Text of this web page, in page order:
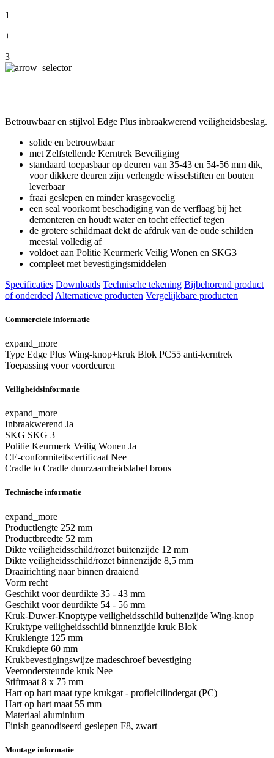
1
+
3
Betrouwbaar en stijlvol Edge Plus inbraakwerend veiligheidsbeslag.
solide en betrouwbaar
met Zelfstellende Kerntrek Beveiliging
standaard toepasbaar op deuren van 35-43 en 54-56 mm dik,
voor dikkere deuren zijn verlengde wisselstiften en bouten
leverbaar
fraai geslepen en minder krasgevoelig
een seal voorkomt beschadiging van de verflaag bij het
demonteren en houdt water en tocht effectief tegen
de grotere schildmaat dekt de afdruk van de oude schilden
meestal volledig af
voldoet aan Politie Keurmerk Veilig Wonen en SKG3
compleet met bevestigingsmiddelen
Specificaties Downloads Technische tekening Bijbehorend product
of onderdeel Alternatieve producten Vergelijkbare producten
Commerciele informatie
expand_more
Type Edge Plus Wing-knop+kruk Blok PC55 anti-kerntrek
Toepassing voor voordeuren
Veiligheidsinformatie
expand_more
Inbraakwerend Ja
SKG SKG 3
Politie Keurmerk Veilig Wonen Ja
CE-conformiteitscertificaat Nee
Cradle to Cradle duurzaamheidslabel brons
Technische informatie
expand_more
Productlengte 252 mm
Productbreedte 52 mm
Dikte veiligheidsschild/rozet buitenzijde 12 mm
Dikte veiligheidsschild/rozet binnenzijde 8,5 mm
Draairichting naar binnen draaiend
Vorm recht
Geschikt voor deurdikte 35 - 43 mm
Geschikt voor deurdikte 54 - 56 mm
Kruk-Duwer-Knoptype veiligheidsschild buitenzijde Wing-knop
Kruktype veiligheidsschild binnenzijde kruk Blok
Kruklengte 125 mm
Krukdiepte 60 mm
Krukbevestigingswijze madeschroef bevestiging
Veerondersteunde kruk Nee
Stiftmaat 8 x 75 mm
Hart op hart maat type krukgat - profielcilindergat (PC)
Hart op hart maat 55 mm
Materiaal aluminium
Finish geanodiseerd geslepen F8, zwart
Montage informatie